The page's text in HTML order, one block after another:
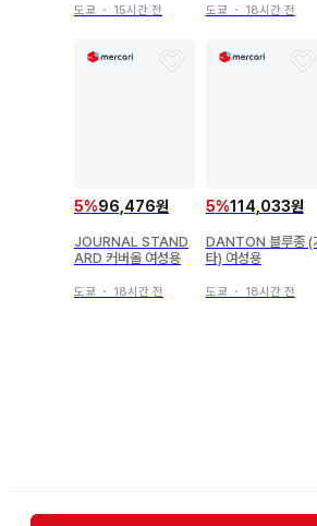
자켓 여성용
도쿄 ・ 15시간 전 도쿄 ・ 18시간 전
5%96,476원
JOURNAL STAND
ARD 커버올 여성용
도쿄 ・ 18시간 전
5%114,033원
DANTON 블루종 (
타) 여성용
도쿄 ・ 18시간 전